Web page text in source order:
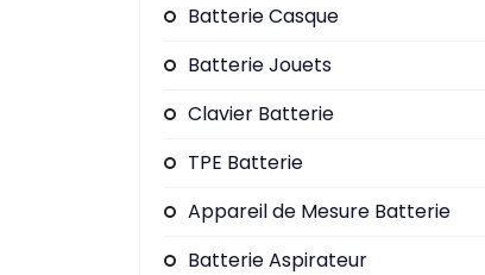
Batterie Casque
Batterie Jouets
Clavier Batterie
TPE Batterie
Appareil de Mesure Batterie
Batterie Aspirateur